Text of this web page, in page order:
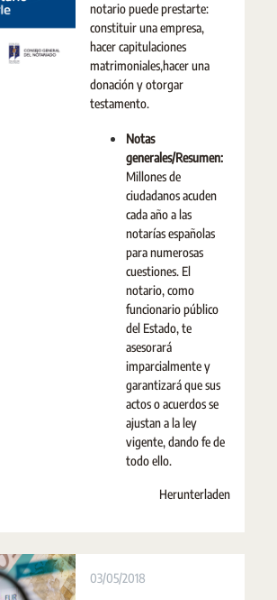
notario puede prestarte:
constituir una empresa,
hacer capitulaciones
matrimoniales,hacer una
donación y otorgar
testamento.
Notas
generales/Resumen:
Millones de
ciudadanos acuden
cada año a las
notarías españolas
para numerosas
cuestiones. El
notario, como
funcionario público
del Estado, te
asesorará
imparcialmente y
garantizará que sus
actos o acuerdos se
ajustan a la ley
vigente, dando fe de
todo ello.
Herunterladen
03/05/2018